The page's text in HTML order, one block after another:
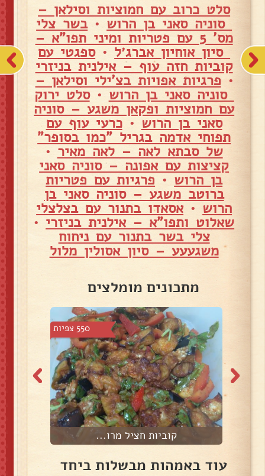
סלט כרוב עם חמוציות וסילאן –
סוניה סאני בן הרוש •בשר צלי
מס' 5 עם פטריות ומיני תפו"א –
סיון אוחיון אברג׳ל •ספגטי עם
קוביות חזה עוף – אילנית בניזרי
• פרגיות אפויות בצ'ילי וסילאן –
סוניה סאני בן הרוש •סלט ירוק
עם חמוציות ופקאן משגע – סוניה
סאני בן הרוש •כרעי עוף עם
תפוחי אדמה בגריל "כמו בסופר"
של סבתא לאה – לאה מאיר •
קציצות עם אפונה – סוניה סאני
בן הרוש • פרגיות עם פטריות
ברוטב משגע – סוניה סאני בן
הרוש •אסאדו בתנור עם בצלצלי
שאלוט ותפו"א – אילנית בניזרי •
צלי בשר בתנור עם ניחוח
משגעעע – סיון אסולין מלול
מתכונים מומלצים
550 צפיות
קוביות חציל מרו...
עוד באמהות מבשלות ביחד